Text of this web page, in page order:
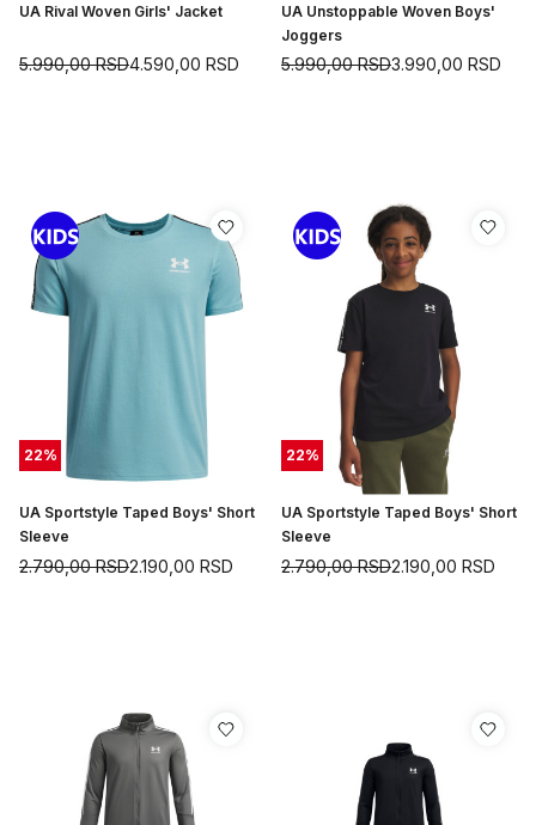
UA Rival Woven Girls' Jacket
4.590,00 RSD
5.990,00RSD
UA Unstoppable Woven Boys'
Joggers
3.990,00 RSD
5.990,00RSD
22%
UA Sportstyle Taped Boys' Short
Sleeve
2.190,00 RSD
2.790,00RSD
22%
UA Sportstyle Taped Boys' Short
Sleeve
2.190,00 RSD
2.790,00RSD